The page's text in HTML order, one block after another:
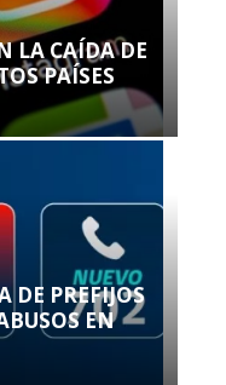
LA CAÍDA DE
PAÍSES
DE PREFIJOS
EN